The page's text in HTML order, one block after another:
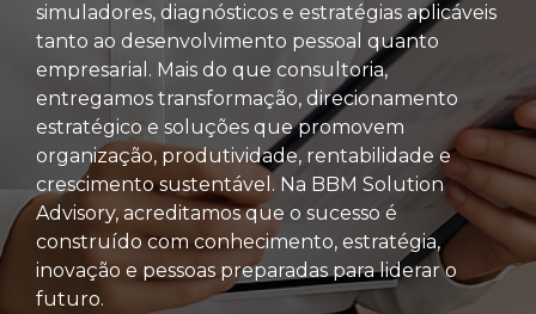
simuladores, diagnósticos e estratégias aplicáveis
tanto ao desenvolvimento pessoal quanto
empresarial. Mais do que consultoria,
entregamos transformação, direcionamento
estratégico e soluções que promovem
organização, produtividade, rentabilidade e
crescimento sustentável. Na BBM Solution
Advisory, acreditamos que o sucesso é
construído com conhecimento, estratégia,
inovação e pessoas preparadas para liderar o
futuro.